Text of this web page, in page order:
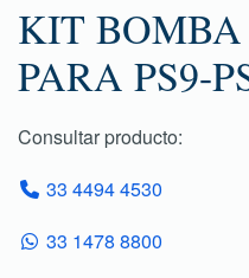
KIT
PARA PS9-
Consultar producto:
33 4494 4530
33 1478 8800